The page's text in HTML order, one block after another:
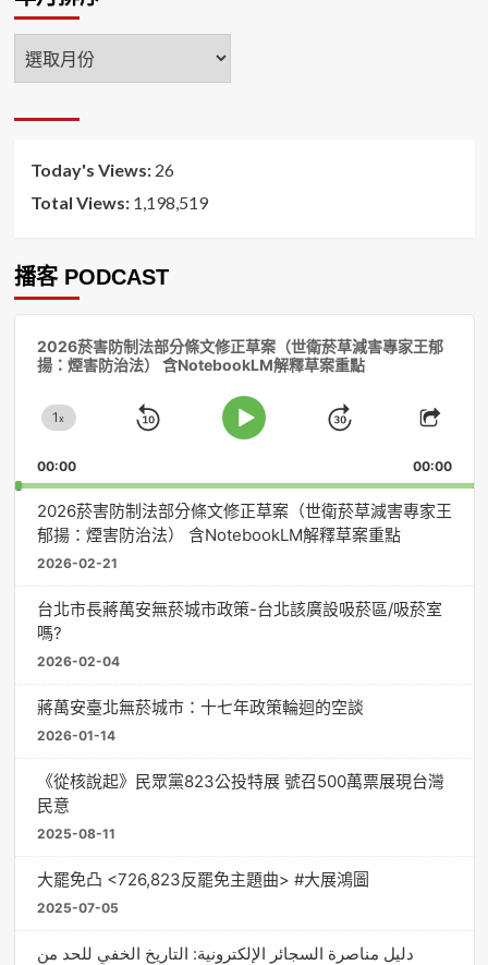
年
月
序
Today's Views: 26
Total Views: 1,198,519
播客 PODCAST
2026菸害防制法部分條文修正草案（世衛菸草減害專家王郁
揚：煙害防治法） 含NotebookLM解釋草案重點
Change
Rate
1x
Skip
Play
Jump
Forward
Share
00:00 00:00
2026菸害防制法部分條文修正草案（世衛菸草減害專家王
郁揚：煙害防治法） 含NotebookLM解釋草案重點
2026-02-21
台北市長蔣萬安無菸城市政策-台北該廣設吸菸區/吸菸室
嗎?
2026-02-04
蔣萬安臺北無菸城市：十七年政策輪迴的空談
2026-01-14
《從核說起》民眾黨823公投特展 號召500萬票展現台灣
民意
2025-08-11
大罷免凸 <726,823反罷免主題曲> #大展鴻圖
2025-07-05
دليل مناصرة السجائر الإلكترونية: التاريخ الخفي للحد من